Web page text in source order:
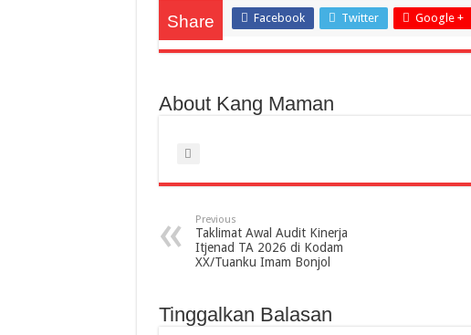
Share Facebook Twitter Google +
About Kang Maman
Previous
Taklimat Awal Audit Kinerja
Itjenad TA 2026 di Kodam
XX/Tuanku Imam Bonjol
Tinggalkan Balasan